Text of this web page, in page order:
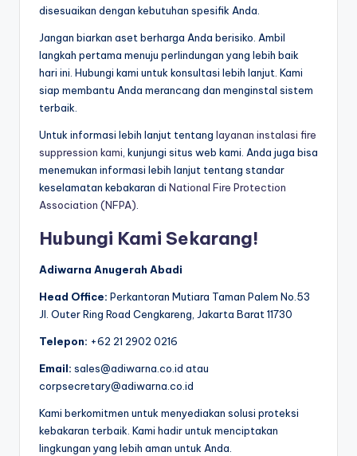
disesuaikan dengan kebutuhan spesifik Anda.
Jangan biarkan aset berharga Anda berisiko. Ambil
langkah pertama menuju perlindungan yang lebih baik
hari ini. Hubungi kami untuk konsultasi lebih lanjut. Kami
siap membantu Anda merancang dan menginstal sistem
terbaik.
Untuk informasi lebih lanjut tentang layanan instalasi fire
suppression kami , kunjungi situs web kami. Anda juga bisa
menemukan informasi lebih lanjut tentang standar
keselamatan kebakaran di National Fire Protection
Association (NFPA)
Hubungi Kami Sekarang!
Adiwarna Anugerah Abadi
Head Office: Perkantoran Mutiara Taman Palem No.53
Jl. Outer Ring Road Cengkareng, Jakarta Barat 11730
Telepon: +62 21 2902 0216
Email: sales@adiwarna.co.id atau
corpsecretary@adiwarna.co.id
Kami berkomitmen untuk menyediakan solusi proteksi
kebakaran terbaik. Kami hadir untuk menciptakan
lingkungan yang lebih aman untuk Anda.